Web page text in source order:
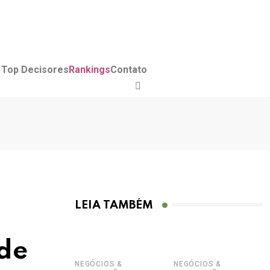
Top DecisoresRankingsContato
LEIA TAMBÉM
NEGÓCIOS &
NEGÓCIOS &